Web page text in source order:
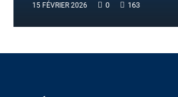
15 FÉVRIER 2026 0 163